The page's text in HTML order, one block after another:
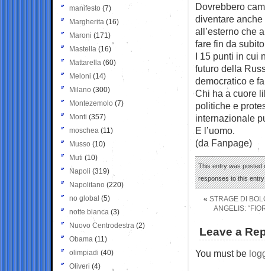
Dovrebbero
diventare anche
all’esterno che
fare fin da
I 15 punti in cui
futuro della
democratico e
Chi ha a cuore
politiche e
internazionale
E l’uomo.
(da Fanpage)
This entry was posted
responses to this
« STRAGE DI
ANGELIS:
Leave a
You must be
manifesto (7)
Margherita (16)
Maroni (171)
Mastella (16)
Mattarella (60)
Meloni (14)
Milano (300)
Montezemolo (7)
Monti (357)
moschea (11)
Musso (10)
Muti (10)
Napoli (319)
Napolitano (220)
no global (5)
notte bianca (3)
Nuovo Centrodestra (2)
Obama (11)
olimpiadi (40)
Oliveri (4)